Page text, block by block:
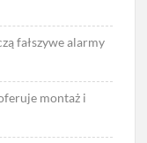
fałszywe alarmy
montaż i